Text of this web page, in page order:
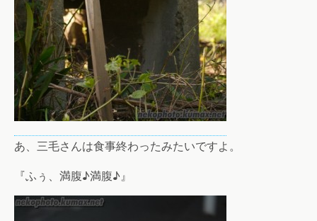
あ、三毛さんは食事終わったみたいですよ。
『ふぅ、満腹♪満腹♪』